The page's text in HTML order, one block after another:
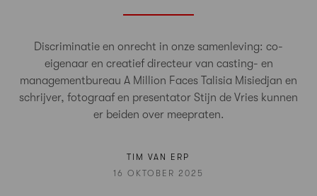
Discriminatie en onrecht in onze samenleving: co-
eigenaar en creatief directeur van casting- en
managementbureau A Million Faces Talisia Misiedjan en
schrijver, fotograaf en presentator Stijn de Vries kunnen
er beiden over meepraten.
TIM VAN ERP
16 OKTOBER 2025